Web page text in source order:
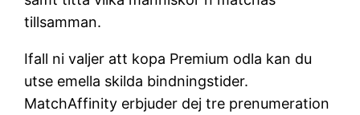
tillsamman.
Ifall ni valjer att kopa Premium odla kan du
utse emella skilda bindningstider.
MatchAffinity erbjuder dej tre prenumeration